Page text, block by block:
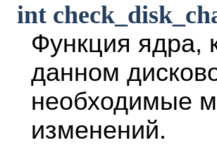
int
Функция ядра,
данном
необходимые
изменений.